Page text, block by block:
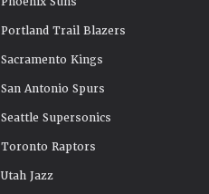
Portland Trail Blazers
Sacramento Kings
San Antonio Spurs
Seattle Supersonics
Toronto Raptors
Utah Jazz